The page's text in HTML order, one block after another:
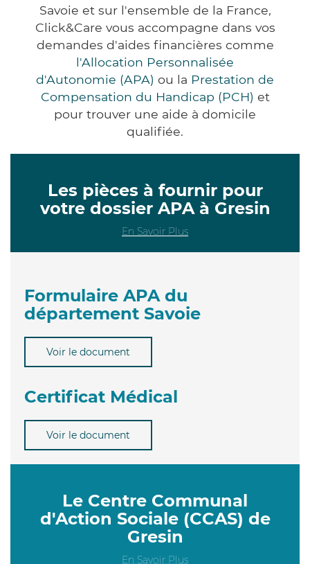
Savoie et sur l'ensemble de la France,
Click&Care vous accompagne dans vos
demandes d'aides financières comme
l'Allocation Personnalisée
d'Autonomie (APA) ou la Prestation de
Compensation du Handicap (PCH) et
pour trouver une aide à domicile
qualifiée.
Les pièces à fournir pour
votre dossier APA à Gresin
En Savoir Plus
Formulaire APA du
département Savoie
Voir le document
Certificat Médical
Voir le document
Le Centre Communal
d'Action Sociale (CCAS) de
Gresin
En Savoir Plus